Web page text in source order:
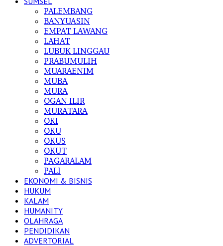
PALEMBANG
BANYUASIN
EMPAT LAWANG
LAHAT
LUBUK LINGGAU
PRABUMULIH
MUARAENIM
MUBA
MURA
OGAN ILIR
MURATARA
OKI
OKU
OKUS
OKUT
PAGARALAM
PALI
EKONOMI & BISNIS
HUKUM
KALAM
HUMANITY
OLAHRAGA
PENDIDIKAN
ADVERTORIAL